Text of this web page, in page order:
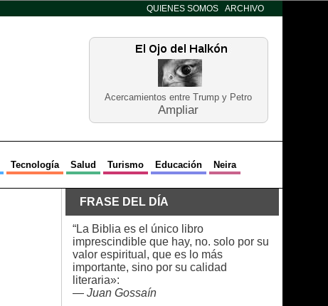
QUIENES SOMOS ARCHIVO
Acercamientos entre Trump y Petro
Ampliar
Tecnología Salud Turismo Educación Neira
FRASE DEL DÍA
“La Biblia es el único libro
imprescindible que hay, no. solo por su
valor espiritual, que es lo más
importante, sino por su calidad
literaria»:
— Juan Gossaín